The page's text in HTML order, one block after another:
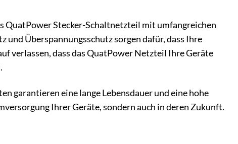
QuatPower Stecker-Schaltnetzteil mit umfangreichen
Überspannungsschutz sorgen dafür, dass Ihre
verlassen, dass das QuatPower Netzteil Ihre Geräte
garantieren eine lange Lebensdauer und eine hohe
Ihrer Geräte, sondern auch in deren Zukunft.